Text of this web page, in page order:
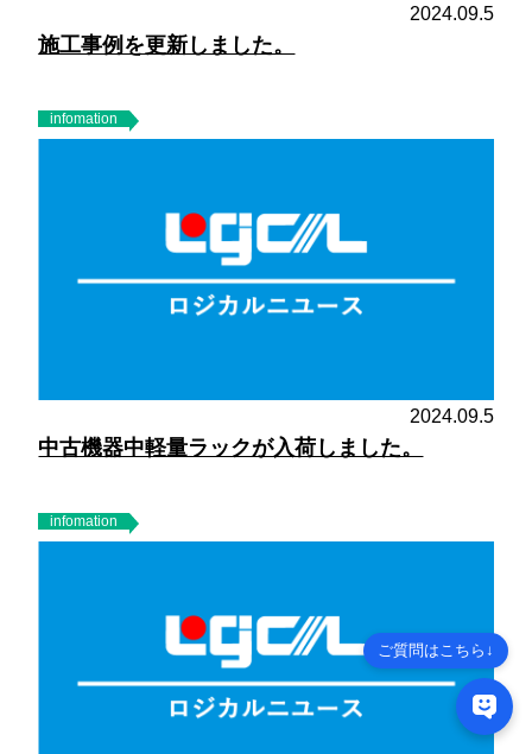
2024.09.5
施工事例を更新しました。
infomation
2024.09.5
中古機器中軽量ラックが入荷しました。
infomation
ご質問はこちら↓